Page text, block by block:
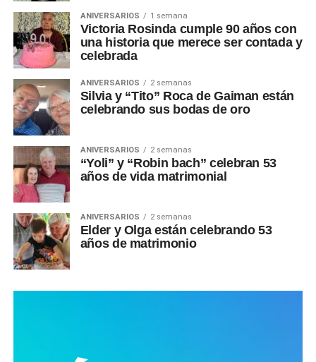
ANIVERSARIOS 1 semana
Victoria Rosinda cumple 90 años con
una historia que merece ser contada y
celebrada
ANIVERSARIOS 2 semanas
Silvia y “Tito” Roca de Gaiman están
celebrando sus bodas de oro
ANIVERSARIOS 2 semanas
“Yoli” y “Robin bach” celebran 53
años de vida matrimonial
ANIVERSARIOS 2 semanas
Elder y Olga están celebrando 53
años de matrimonio